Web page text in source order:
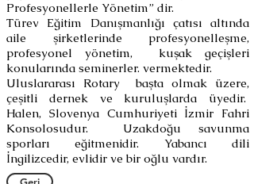
Profesyonellerle Yönetim” dir.
Türev Eğitim Danışmanlığı çatısı altında
aile şirketlerinde profesyonelleşme,
profesyonel yönetim, kuşak geçişleri
konularında seminerler. vermektedir.
Uluslararası Rotary başta olmak üzere,
çeşitli dernek ve kuruluşlarda üyedir.
Halen, Slovenya Cumhuriyeti İzmir Fahri
Konsolosudur. Uzakdoğu savunma
sporları eğitmenidir. Yabancı dili
İngilizcedir, evlidir ve bir oğlu vardır.